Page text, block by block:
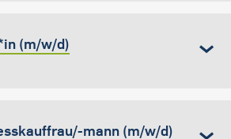
(m/w/d)
mann (m/w/d)